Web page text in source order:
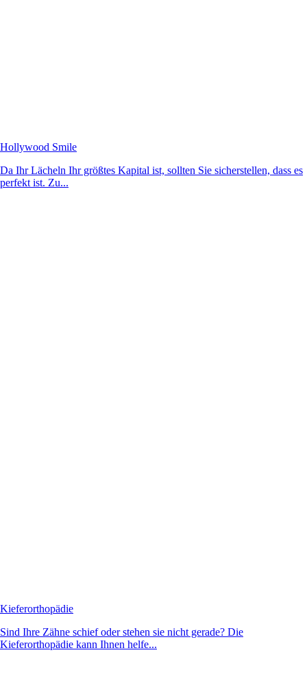
Hollywood Smile
Da Ihr Lächeln Ihr größtes Kapital ist, sollten Sie sicherstellen, dass es
perfekt ist. Zu...
Kieferorthopädie
Sind Ihre Zähne schief oder stehen sie nicht gerade? Die
Kieferorthopädie kann Ihnen helfe...